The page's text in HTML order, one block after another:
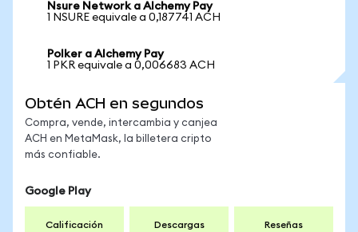
Nsure Network a Alchemy Pay
1 NSURE equivale a 0,187741 ACH
Polker a Alchemy Pay
1 PKR equivale a 0,006683 ACH
Obtén ACH en segundos
Compra, vende, intercambia y canjea
ACH en MetaMask, la billetera cripto
más confiable.
Google Play
Calificación Descargas Reseñas